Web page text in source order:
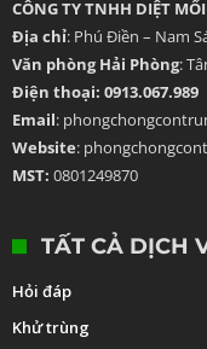
CÔNG TY TNHH DIỆT
Địa chỉ: Phú Điền – Nam
Văn phòng Hải Phòng:
Điện thoại: 0913.067.989
Email:
Website:
MST: 0801249870
TẤT CẢ DỊCH
Hỏi đáp
Khử trùng